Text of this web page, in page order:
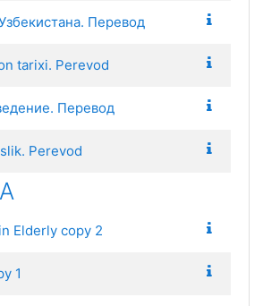
Перевод
tarixi. Perevod
Перевод
Perevod
Elderly copy 2
1